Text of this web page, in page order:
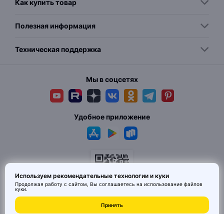
Как купить товар
Полезная информация
Техническая поддержка
Мы в соцсетях
© 2026 MAI HE MAI. Маркетплейс дизайнерских товаров со всего
Удобное приложение
Используем рекомендательные технологии и куки
Продолжая работу с сайтом, Вы соглашаетесь на использование файлов
куки.
Принять